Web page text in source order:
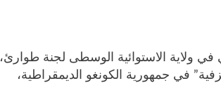
ولاية الاستوائية الوسطى لجنة طوارئ،
في جمهورية الكونغو الديمقراطية،